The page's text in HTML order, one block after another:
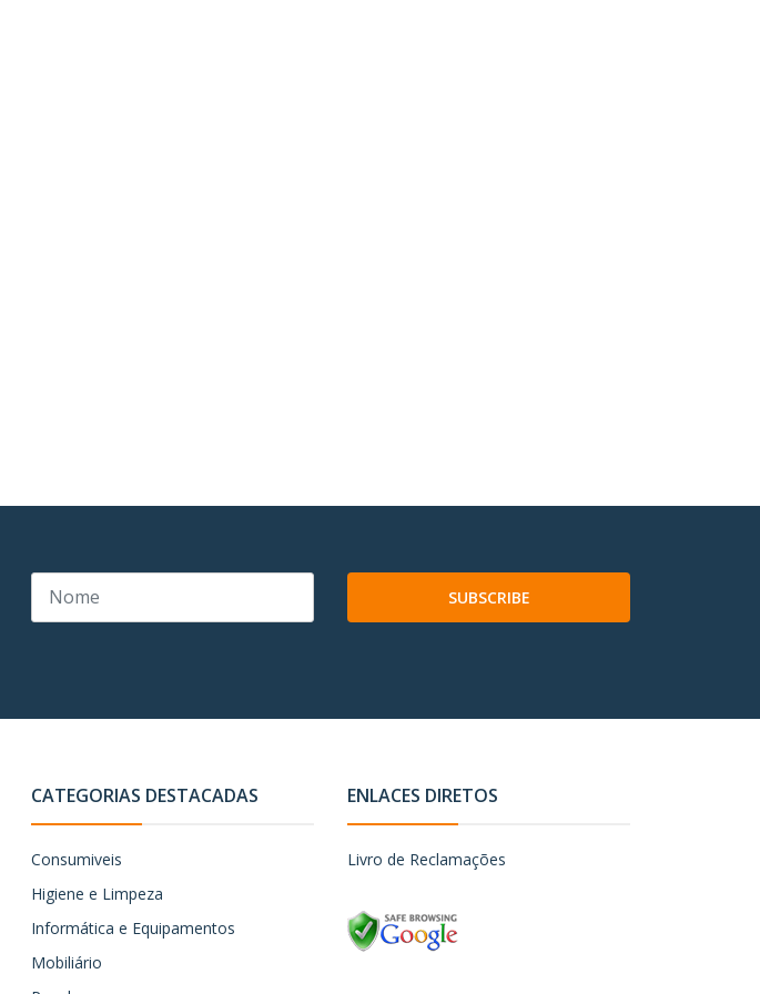
SUBSCRIBE
CATEGORIAS DESTACADAS
Consumiveis
Higiene e Limpeza
Informática e Equipamentos
Mobiliário
ENLACES DIRETOS
Livro de Reclamações